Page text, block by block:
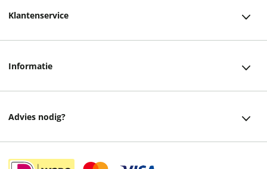
Klantenservice
Retourneren
Informatie
Advies nodig?